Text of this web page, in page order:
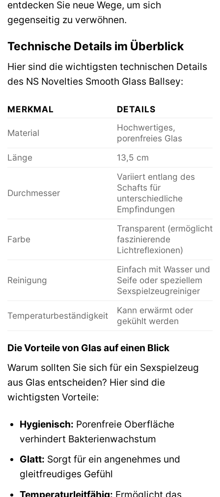
entdecken Sie neue Wege, um sich
gegenseitig zu verwöhnen.
Technische Details im Überblick
Hier sind die wichtigsten technischen Details
des NS Novelties Smooth Glass Ballsey:
MERKMAL DETAILS
Material
Hochwertiges,
porenfreies Glas
Länge
13,5 cm
Durchmesser
Variiert entlang des
Schafts für
unterschiedliche
Empfindungen
Farbe
Transparent (ermöglicht
faszinierende
Lichtreflexionen)
Reinigung
Einfach mit Wasser und
Seife oder speziellem
Sexspielzeugreiniger
Temperaturbeständigkeit
Kann erwärmt oder
gekühlt werden
Die Vorteile von Glas auf einen Blick
Warum sollten Sie sich für ein Sexspielzeug
aus Glas entscheiden? Hier sind die
wichtigsten Vorteile:
Hygienisch: Porenfreie Oberfläche
verhindert Bakterienwachstum
Glatt: Sorgt für ein angenehmes und
gleitfreudiges Gefühl
Temperaturleitfähig: Ermöglicht das